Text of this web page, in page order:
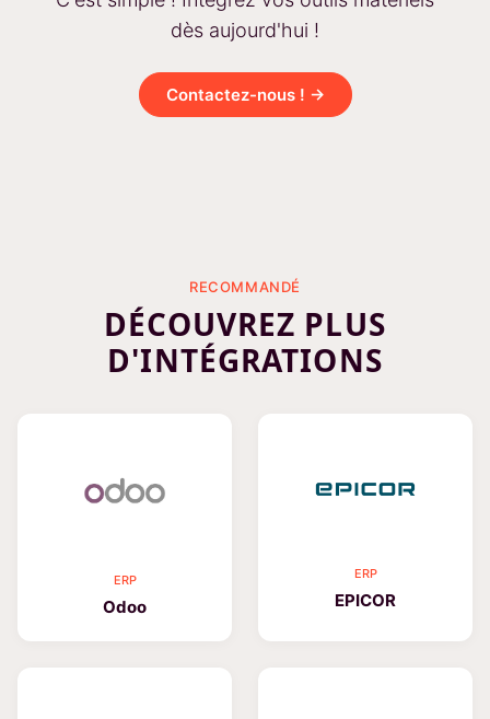
dès aujourd'hui !
Contactez-nous ! →
RECOMMANDÉ
DÉCOUVREZ PLUS
D'INTÉGRATIONS
ERP
Odoo
ERP
EPICOR